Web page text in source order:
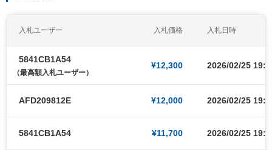
入札ユーザー 入札価格 入札日時
5841CB1A54
（最高額入札ユーザー）
¥12,300 2026/02/25
AFD209812E ¥12,000 2026/02/25
5841CB1A54 ¥11,700 2026/02/25